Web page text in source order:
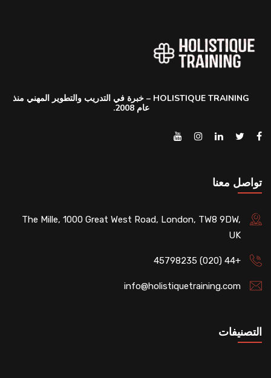
HOLISTIQUE TRAINING – خبرة في التدريب والتطوير المهني منذ
عام 2008.
تواصل معنا
The Mille, 1000 Great West Road, London, TW8 9DW,
UK
+44 (020) 45798235
info@holistiquetraining.com
التصنيفات